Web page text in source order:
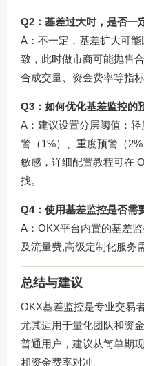
Q2：基差过大时，是否一
A：不一定，基差扩大可
致，此时做市商可能抛售
合成交量、资金费率等指标
Q3：如何优化基差监控的
A：建议设置分层阈值：
警（1%）、重度预警（
敏感，详细配置教程可在
找。
Q4：使用基差监控是否需
A：OKX平台内置的基差
及流量费,高级定制化服务
总结与建议
OKX基差监控是专业交易
尤其适用于量化团队和资
普通用户，建议从简单期
和资金费率对冲。